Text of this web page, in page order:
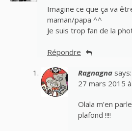
Imagine ce que ça va
maman/papa ^^
Je suis trop fan de la
Répondre
Ragnagna says:
27 mars 2015
Olala m’en
plafond !!!!